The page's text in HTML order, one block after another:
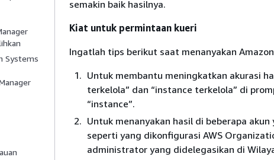
Systems
semakin baik hasilnya.
Kiat untuk permintaan kueri
Ingatlah tips berikut saat menanyakan
Untuk membantu meningkatkan akurasi
terkelola” dan “instance terkelola” di
“instance”.
Untuk menanyakan hasil di beberapa
seperti yang dikonfigurasi AWS
administrator yang didelegasikan di